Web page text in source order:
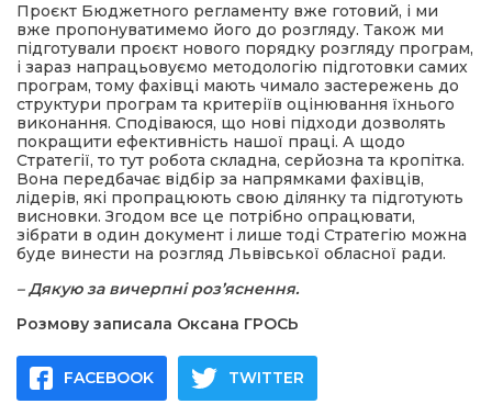
Проєкт Бюджетного регламенту вже готовий, і ми
вже пропонуватимемо його до розгляду. Також ми
підготували проєкт нового порядку розгляду програм,
і зараз напрацьовуємо методологію підготовки самих
програм, тому фахівці мають чимало застережень до
структури програм та критеріїв оцінювання їхнього
виконання. Сподіваюся, що нові підходи дозволять
покращити ефективність нашої праці. А щодо
Стратегії, то тут робота складна, серйозна та кропітка.
Вона передбачає відбір за напрямками фахівців,
лідерів, які пропрацюють свою ділянку та підготують
висновки. Згодом все це потрібно опрацювати,
зібрати в один документ і лише тоді Стратегію можна
буде винести на розгляд Львівської обласної ради.
– Дякую за вичерпні роз’яснення.
Розмову записала Оксана ГРОСЬ
FACEBOOK TWITTER